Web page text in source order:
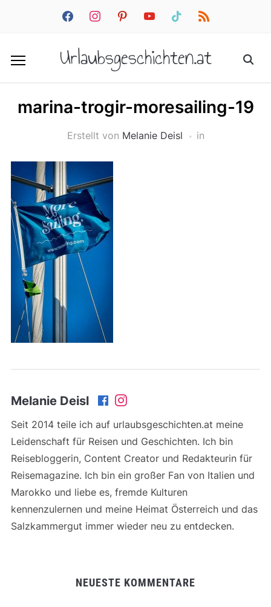
facebookinstagrampinterestyoutube tiktok rss
Urlaubsgeschichten.at
marina-trogir-moresailing-19
Erstellt von Melanie Deisl in
Melanie Deisl
Seit 2014 teile ich auf urlaubsgeschichten.at meine
Leidenschaft für Reisen und Geschichten. Ich bin
Reisebloggerin, Content Creator und Redakteurin für
Reisemagazine. Ich bin ein großer Fan von Italien und
Marokko und liebe es, fremde Kulturen
kennenzulernen und meine Heimat Österreich und das
Salzkammergut immer wieder neu zu entdecken.
NEUESTE KOMMENTARE